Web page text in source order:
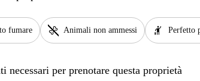
fumare pet_supplies Animali non ammessi hail Perfetto
necessari per prenotare questa proprietà